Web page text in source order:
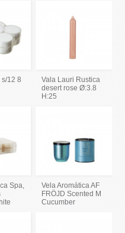
s/12 8
Vala Lauri Rustica
desert rose Ø:3.8
H:25
Spa,
Vela Aromática AF
FRÖJD Scented M
Cucumber